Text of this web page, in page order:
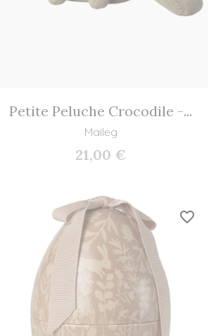
Petite Peluche Crocodile -...
Maileg
21,00 €
favorite_border